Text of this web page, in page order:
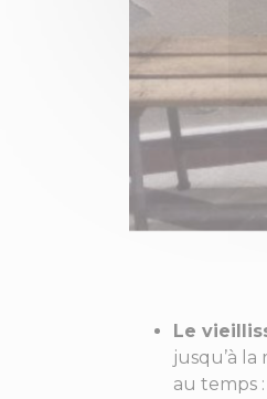
Le
jusqu’à
au temps :